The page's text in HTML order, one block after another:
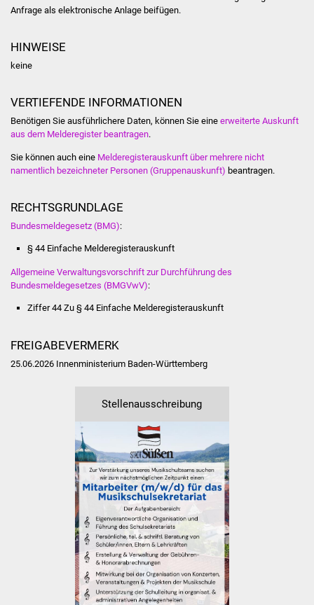
NETZMonitor
Pflege von Angehörigen
Index
Abfall und Entsorgung
Kultur & Freizeit
Hallenbad
Stadtbücherei
Stadtarchiv
Zehntscheuer
Bürgerhaus
Anfrage als elektronische Anlage beifügen.
HINWEISE
keine
VERTIEFENDE INFORMATIONEN
Benötigen Sie ausführlichere Daten, können Sie eine erweiterte Auskunft
aus dem Melderegister beantragen.
Sie können auch eine Melderegisterauskunft über mehrere nicht
namentlich bezeichneter Personen (Gruppenauskunft) beantragen.
RECHTSGRUNDLAGE
Bundesmeldegesetz (BMG):
§ 44 Einfache Melderegisterauskunft
Allgemeine Verwaltungsvorschrift zur Durchführung des
Bundesmeldegesetzes (BMGVwV):
Ziffer 44 Zu § 44 Einfache Melderegisterauskunft
FREIGABEVERMERK
25.06.2026 Innenministerium Baden-Württemberg
Stellenausschreibung